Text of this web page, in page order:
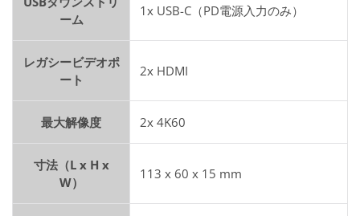
ーム
1x USB-C（PD電源入力のみ）
レガシービデオポ
ート
2x HDMI
最大解像度 2x 4K60
寸法（L x H x
W）
113 x 60 x 15 mm